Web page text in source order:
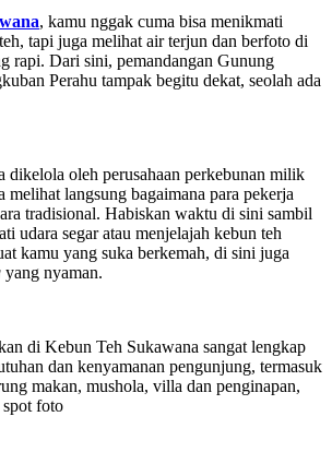
, kamu nggak cuma bisa menikmati
tapi juga melihat air terjun dan berfoto di
rapi. Dari sini, pemandangan Gunung
Perahu tampak begitu dekat, seolah ada
dikelola oleh perusahaan perkebunan milik
melihat langsung bagaimana para pekerja
tradisional. Habiskan waktu di sini sambil
udara segar atau menjelajah kebun teh
kamu yang suka berkemah, di sini juga
yang nyaman.
di Kebun Teh Sukawana sangat lengkap
dan kenyamanan pengunjung, termasuk
makan, mushola, villa dan penginapan,
spot foto